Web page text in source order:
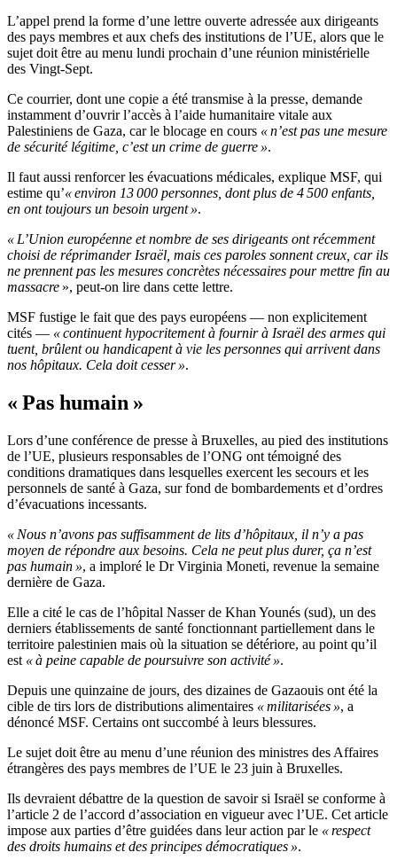
L’appel prend la forme d’une lettre ouverte adressée aux dirigeants
des pays membres et aux chefs des institutions de l’UE, alors que le
sujet doit être au menu lundi prochain d’une réunion ministérielle
des Vingt-Sept.
Ce courrier, dont une copie a été transmise à la presse, demande
instamment d’ouvrir l’accès à l’aide humanitaire vitale aux
Palestiniens de Gaza, car le blocage en cours « n’est pas une mesure
de sécurité légitime, c’est un crime de guerre ».
Il faut aussi renforcer les évacuations médicales, explique MSF, qui
estime qu’« environ 13 000 personnes, dont plus de 4 500 enfants,
en ont toujours un besoin urgent ».
« L’Union européenne et nombre de ses dirigeants ont récemment
choisi de réprimander Israël, mais ces paroles sonnent creux, car ils
ne prennent pas les mesures concrètes nécessaires pour mettre fin au
massacre », peut-on lire dans cette lettre.
MSF fustige le fait que des pays européens — non explicitement
cités — « continuent hypocritement à fournir à Israël des armes qui
tuent, brûlent ou handicapent à vie les personnes qui arrivent dans
nos hôpitaux. Cela doit cesser ».
« Pas humain »
Lors d’une conférence de presse à Bruxelles, au pied des institutions
de l’UE, plusieurs responsables de l’ONG ont témoigné des
conditions dramatiques dans lesquelles exercent les secours et les
personnels de santé à Gaza, sur fond de bombardements et d’ordres
d’évacuations incessants.
« Nous n’avons pas suffisamment de lits d’hôpitaux, il n’y a pas
moyen de répondre aux besoins. Cela ne peut plus durer, ça n’est
pas humain », a imploré le Dr Virginia Moneti, revenue la semaine
dernière de Gaza.
Elle a cité le cas de l’hôpital Nasser de Khan Younés (sud), un des
derniers établissements de santé fonctionnant partiellement dans le
territoire palestinien mais où la situation se détériore, au point qu’il
est « à peine capable de poursuivre son activité ».
Depuis une quinzaine de jours, des dizaines de Gazaouis ont été la
cible de tirs lors de distributions alimentaires « militarisées », a
dénoncé MSF. Certains ont succombé à leurs blessures.
Le sujet doit être au menu d’une réunion des ministres des Affaires
étrangères des pays membres de l’UE le 23 juin à Bruxelles.
Ils devraient débattre de la question de savoir si Israël se conforme à
l’article 2 de l’accord d’association en vigueur avec l’UE. Cet article
impose aux parties d’être guidées dans leur action par le « respect
des droits humains et des principes démocratiques ».